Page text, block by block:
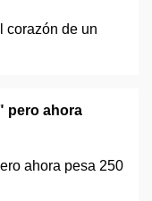
pero ahora